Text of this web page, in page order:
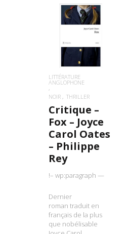
LIRE LA SUITE
LITTÉRATURE
ANGLOPHONE
NOIR
THRILLER
Critique –
Fox – Joyce
Carol Oates
– Philippe
Rey
!– wp:paragraph —
Dernier
roman traduit en
français de la plus
que nobélisable